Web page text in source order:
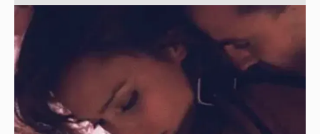
Вдова Балабанова о вдове Бодрова